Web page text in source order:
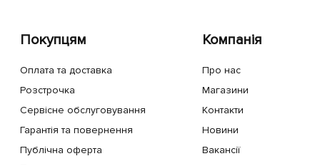
Покупцям
Оплата та доставка
Розстрочка
Сервісне обслуговування
Гарантія та повернення
Публічна оферта
Компанія
Про нас
Магазини
Контакти
Новини
Вакансії